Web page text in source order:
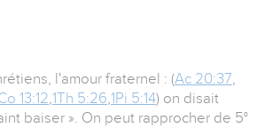
l'amour fraternel : (Ac 20:37,
13:12,1Th 5:26,1Pi 5:14) on disait
baiser ». On peut rapprocher de 5°